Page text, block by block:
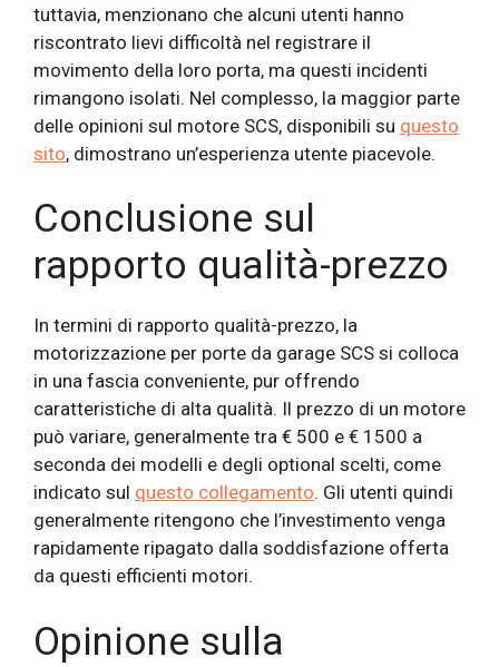
tuttavia, menzionano che alcuni utenti hanno
riscontrato lievi difficoltà nel registrare il
movimento della loro porta, ma questi incidenti
rimangono isolati. Nel complesso, la maggior parte
delle opinioni sul motore SCS, disponibili su questo
sito, dimostrano un’esperienza utente piacevole.
Conclusione sul
rapporto qualità-prezzo
In termini di rapporto qualità-prezzo, la
motorizzazione per porte da garage SCS si colloca
in una fascia conveniente, pur offrendo
caratteristiche di alta qualità. Il prezzo di un motore
può variare, generalmente tra € 500 e € 1500 a
seconda dei modelli e degli optional scelti, come
indicato sul questo collegamento. Gli utenti quindi
generalmente ritengono che l’investimento venga
rapidamente ripagato dalla soddisfazione offerta
da questi efficienti motori.
Opinione sulla